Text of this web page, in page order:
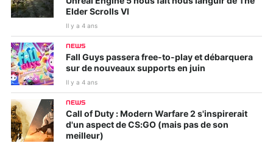
Elder Scrolls VI
Il y a 4 ans
NEWS
Fall Guys passera free-to-play et débarquera
sur de nouveaux supports en juin
Il y a 4 ans
NEWS
Call of Duty : Modern Warfare 2 s'inspirerait
d'un aspect de CS:GO (mais pas de son
meilleur)